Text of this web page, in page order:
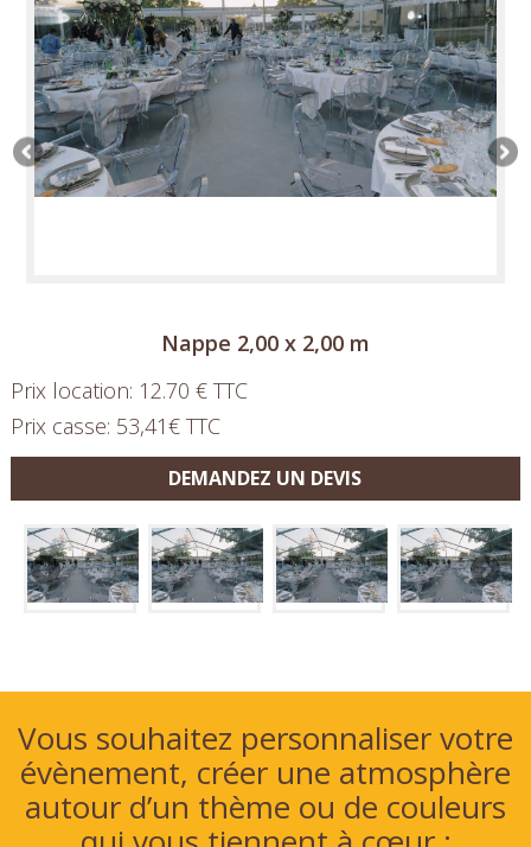
Nappe 2,00 x 2,00 m
Prix location: 12.70 € TTC
Prix casse: 53,41€ TTC
DEMANDEZ UN DEVIS
Vous souhaitez personnaliser votre
évènement, créer une atmosphère
autour d’un thème ou de couleurs